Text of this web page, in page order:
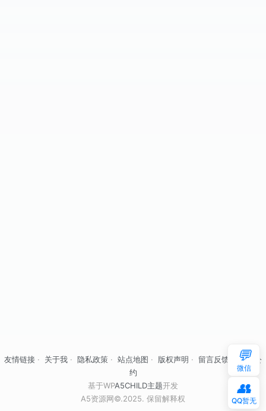
友情链接 · 关于我 · 隐私政策 · 站点地图 · 版权声明 · 留言反馈
自律公
约
基于WPA5CHILD主题开发
A5资源网©.2025. 保留解释权
💬
微信
👥
QQ暂无